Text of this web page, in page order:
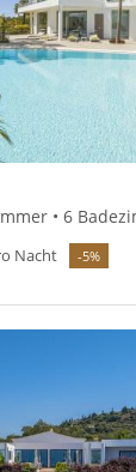
• 6
Nacht -5%